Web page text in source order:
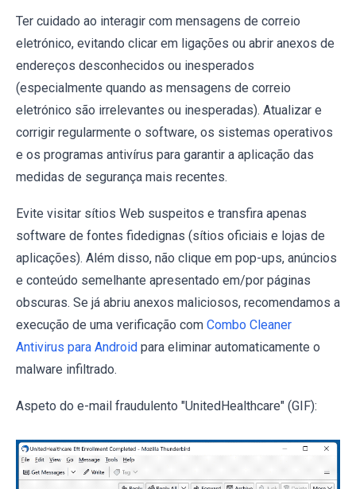
Ter cuidado ao interagir com mensagens de correio
eletrónico, evitando clicar em ligações ou abrir anexos de
endereços desconhecidos ou inesperados
(especialmente quando as mensagens de correio
eletrónico são irrelevantes ou inesperadas). Atualizar e
corrigir regularmente o software, os sistemas operativos
e os programas antivírus para garantir a aplicação das
medidas de segurança mais recentes.
Evite visitar sítios Web suspeitos e transfira apenas
software de fontes fidedignas (sítios oficiais e lojas de
aplicações). Além disso, não clique em pop-ups, anúncios
e conteúdo semelhante apresentado em/por páginas
obscuras. Se já abriu anexos maliciosos, recomendamos a
execução de uma verificação com Combo Cleaner
Antivirus para Android para eliminar automaticamente o
malware infiltrado.
Aspeto do e-mail fraudulento "UnitedHealthcare" (GIF):